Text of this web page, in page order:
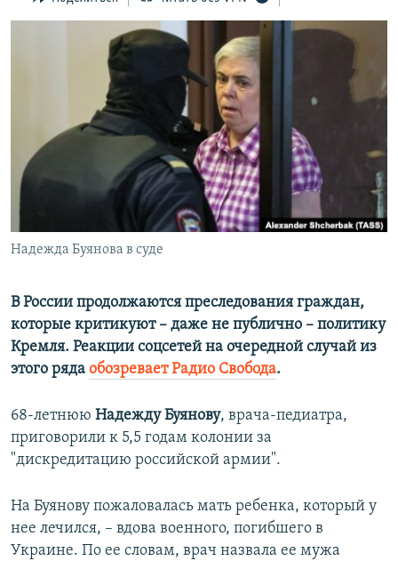
СОВЕТЫ ПРАВОЗАЩИТНИКОВ
ПРОПАВШИЕ БЕЗ ВЕСТИ
ПОБЕДИТЕЛЕЙ НЕ СУДЯТ?
КРЫМ.НЕПОКОРЕННЫЙ
ELIFBE
УКРАИНСКАЯ ПРОБЛЕМА КРЫМА
ПРИСОЕДИНЯЙТЕСЬ!
Все сайты RFE/RL
Надежда Буянова в суде
В России продолжаются преследования граждан,
которые критикуют – даже не публично – политику
Кремля. Реакции соцсетей на очередной случай из
этого ряда обозревает Радио Свобода.
68-летнюю Надежду Буянову, врача-педиатра,
приговорили к 5,5 годам колонии за
"дискредитацию российской армии".
На Буянову пожаловалась мать ребенка, который у
нее лечился, – вдова военного, погибшего в
Украине. По ее словам, врач назвала ее мужа